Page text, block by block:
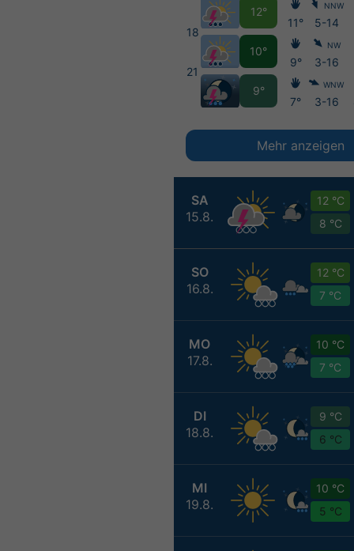
SA
15.8.
12 °C
8 °C
SO
16.8.
12 °C
7 °C
MO
17.8.
10 °C
7 °C
DI
18.8.
9 °C
6 °C
MI
19.8.
10 °C
5 °C
18
21
12°
10°
9°
11°
9°
7°
NNW
5-14
NW
3-16
WNW
3-16
Mehr anzeigen